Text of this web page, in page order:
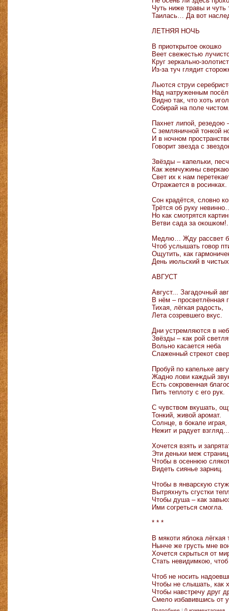
Чуть ниже травы и
Таилась… Да вот
ЛЕТНЯЯ НОЧЬ
В приоткрытое окошко
Веет свежестью
Круг зеркально-
Из-за туч глядит
Льются струи
Над натруженным
Видно так, что хоть
Собирай на поле
Пахнет липой, резедою
С земляничной тонкой
И в ночном
Говорит звезда с
Звёзды – капельки,
Как жемчужины
Свет их к нам
Отражается в росинках.
Сон крадётся, словно
Трётся об руку
Но как смотрятся
Ветви сада за
Медлю… Жду рассвет
Чтоб услышать говор
Ощутить, как
День июльский в
АВГУСТ
Август... Загадочный
В нём – просветлённая
Тихая, лёгкая радость,
Лета созревшего вкус.
Дни устремляются в
Звёзды – как рой
Вольно касается неба
Слаженный стрекот
Пробуй по капельке
Жадно лови каждый
Есть сокровенная
Пить теплоту с его рук.
С чувством вкушать,
Тонкий, живой аромат.
Солнце, в бокале играя,
Нежит и радует
Хочется взять и
Эти деньки меж
Чтобы в осеннюю
Видеть сиянье зарниц.
Чтобы в январскую
Вытряхнуть сгустки
Чтобы душа – как
Ими согреться смогла.
* * *
В мякоти яблока лёгкая
Нынче же грусть мне
Хочется скрыться от
Стать невидимкою,
Чтоб не носить
Чтобы не слышать, как
Чтобы навстречу друг
Смело избавившись от